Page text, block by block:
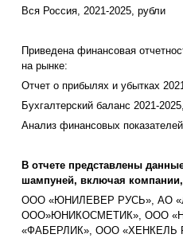
Вся Россия, 2021-2025, рубли
Приведена финансовая
на рынке:
Отчет о прибылях и убытках
Бухгалтерский баланс 2021-
Анализ финансовых
В отчете представлены
шампуней, включая
ООО «ЮНИЛЕВЕР РУСЬ», АО
ООО»ЮНИКОСМЕТИК», ООО
«ФАБЕРЛИК», ООО «ХЕНКЕЛЬ